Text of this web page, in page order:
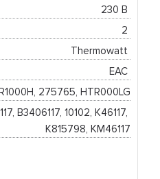
230 В
2
Thermowatt
EAC
275765, HTR000LG
B3406117, 10102, K46117,
K815798, KM46117